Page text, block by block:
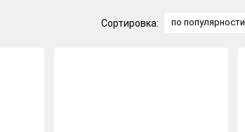
Сортировка: по популярности